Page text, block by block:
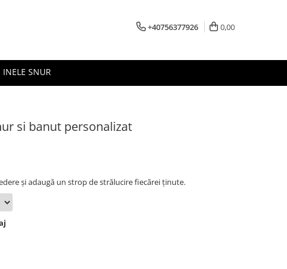
+40756377926 0,00
INELE SNUR
si banut personalizat
și adaugă un strop de strălucire fiecărei ținute.